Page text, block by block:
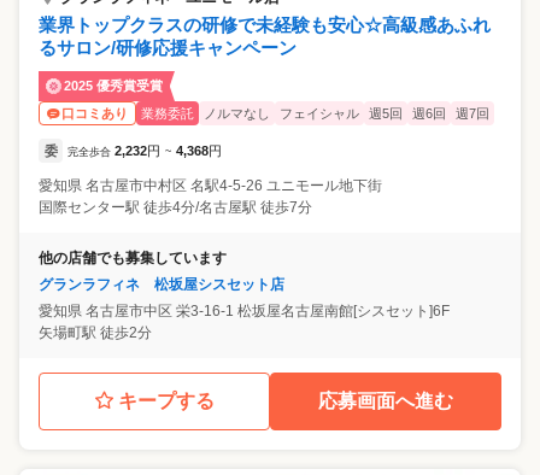
業界トップクラスの研修で未経験も安心☆高級感あふれ
るサロン/研修応援キャンペーン
2025 優秀賞受賞
口コミあり
業務委託 ノルマなし フェイシャル 週5回 週6回 週7回
委 完全歩合 2,232円 ~ 4,368円
愛知県 名古屋市中村区 名駅4-5-26 ユニモール地下街
国際センター駅 徒歩4分/名古屋駅 徒歩7分
他の店舗でも募集しています
グランラフィネ 松坂屋シスセット店
愛知県 名古屋市中区 栄3-16-1 松坂屋名古屋南館[シスセット]6F
矢場町駅 徒歩2分
キープする 応募画面へ進む